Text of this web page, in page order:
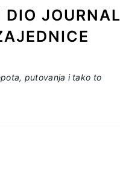
DIO JOURNAL
putovanja i tako to